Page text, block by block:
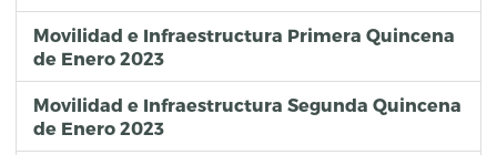
Movilidad e Infraestructura Primera Quincena
de Enero 2023
Movilidad e Infraestructura Segunda Quincena
de Enero 2023